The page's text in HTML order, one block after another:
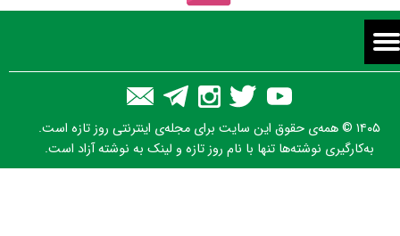
۱۴۰۵ © همه‌ی حقوق این سایت برای مجله‌ی اینترنتی روز تازه است.
به‌کارگیری نوشته‌ها تنها با نام روز تازه و لینک به نوشته آزاد است.